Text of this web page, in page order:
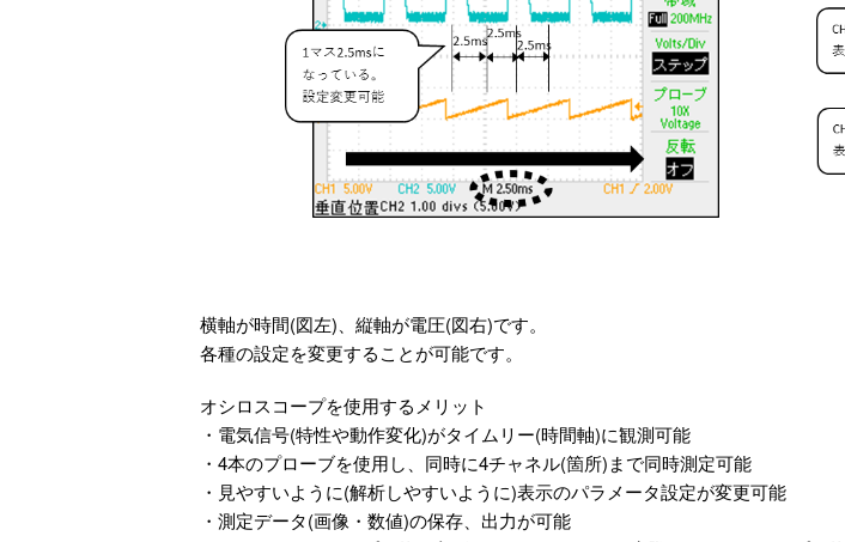
横軸が時間(図左)、縦軸が電圧(図右)です。
各種の設定を変更することが可能です。
オシロスコープを使用するメリット
・電気信号(特性や動作変化)がタイムリー(時間軸)に観測可能
・4本のプローブを使用し、同時に4チャネル(箇所)まで同時測定可能
・見やすいように(解析しやすいように)表示のパラメータ設定が変更可能
・測定データ(画像・数値)の保存、出力が可能